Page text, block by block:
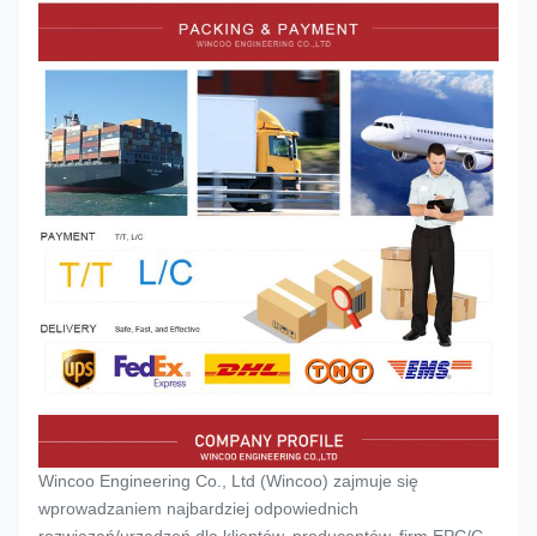
Wincoo Engineering Co., Ltd (Wincoo) zajmuje się
wprowadzaniem najbardziej odpowiednich